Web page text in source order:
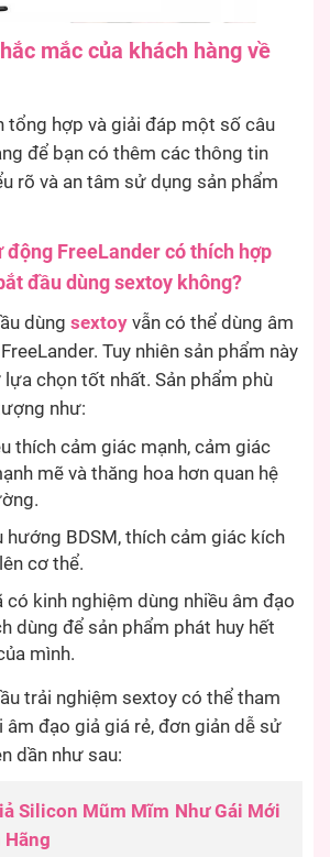
mắc của khách hàng về
tổng hợp và giải đáp một số câu
để bạn có thêm các thông tin
rõ và an tâm sử dụng sản phẩm
động FreeLander có thích hợp
đầu dùng sextoy không?
dùng sextoy vẫn có thể dùng âm
Tuy nhiên sản phẩm này
chọn tốt nhất. Sản phẩm phù
như:
thích cảm giác mạnh, cảm giác
mẽ và thăng hoa hơn quan hệ
hướng BDSM, thích cảm giác kích
cơ thể.
có kinh nghiệm dùng nhiều âm đạo
dùng để sản phẩm phát huy hết
mình.
trải nghiệm sextoy có thể tham
âm đạo giả giá rẻ, đơn giản dễ sử
dần như sau:
Silicon Mũm Mĩm Như Gái Mới
Hãng